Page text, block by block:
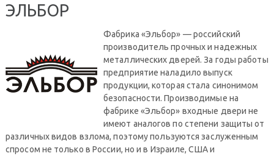
ЭЛЬБОР
Фабрика «Эльбор» — российский
производитель прочных и надежных
металлических дверей. За годы работы
предприятие наладило выпуск
продукции, которая стала синонимом
безопасности. Производимые на
фабрике «Эльбор» входные двери не
имеют аналогов по степени защиты от
различных видов взлома, поэтому пользуются заслуженным
спросом не только в России, но и в Израиле, США и